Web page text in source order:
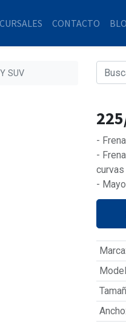
CONTACTO
SUV
-
-
-
Marca:
Ancho: